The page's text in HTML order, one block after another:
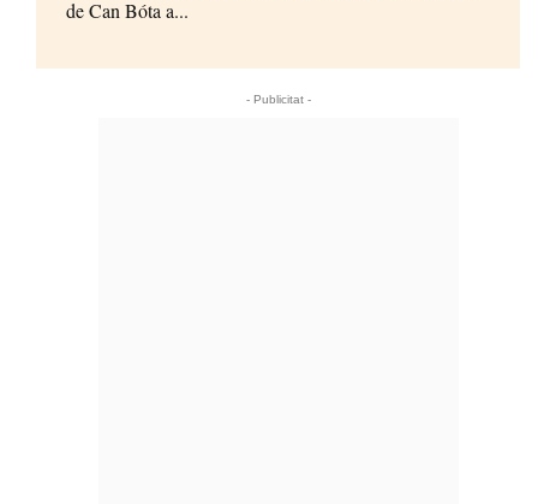
de Can Bóta a...
- Publicitat -